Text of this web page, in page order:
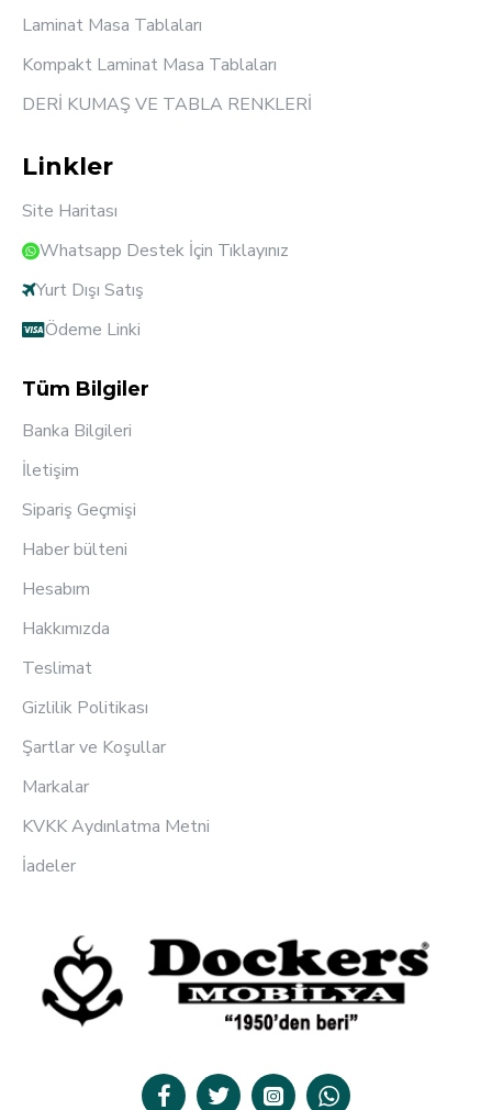
Laminat Masa Tablaları
Kompakt Laminat Masa Tablaları
DERİ KUMAŞ VE TABLA RENKLERİ
Linkler
Site Haritası
Whatsapp Destek İçin Tıklayınız
Yurt Dışı Satış
Ödeme Linki
Tüm Bilgiler
Banka Bilgileri
İletişim
Sipariş Geçmişi
Haber bülteni
Hesabım
Hakkımızda
Teslimat
Gizlilik Politikası
Şartlar ve Koşullar
Markalar
KVKK Aydınlatma Metni
İadeler